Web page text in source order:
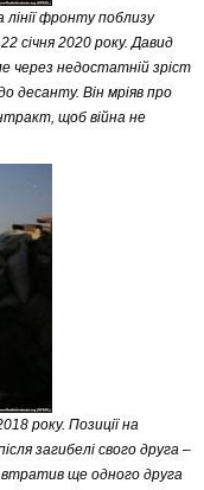
лінії фронту поблизу
січня 2020 року. Давид
через недостатній зріст
десанту. Він мріяв про
щоб війна не
року. Позиції на
загибелі свого друга –
втратив ще одного друга